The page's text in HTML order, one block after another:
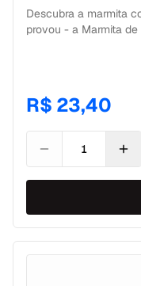
Descubra a marmita
provou - a Marmita
preservar o frescor e
experiência deliciosa
mão do sabor e da
que a Marmita de
R$ 23,40